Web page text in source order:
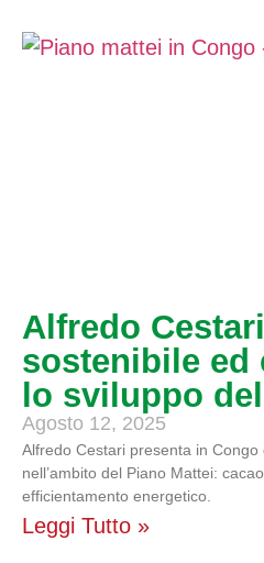
Alfredo
sostenibile ed
lo sviluppo
Agosto 12, 2025
Alfredo Cestari presenta in
nell’ambito del Piano Mattei:
efficientamento energetico.
Leggi Tutto »